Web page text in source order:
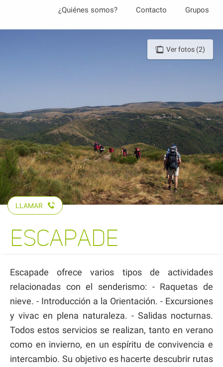
¿Quiénes somos? Contacto Grupos
Ver fotos (2)
LLAMAR
ESCAPADE
Escapade ofrece varios tipos de actividades
relacionadas con el senderismo: - Raquetas de
nieve. - Introducción a la Orientación. - Excursiones
y vivac en plena naturaleza. - Salidas nocturnas.
Todos estos servicios se realizan, tanto en verano
como en invierno, en un espíritu de convivencia e
intercambio. Su objetivo es hacerte descubrir rutas